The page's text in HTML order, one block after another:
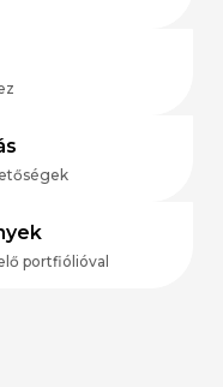
portfiólióval